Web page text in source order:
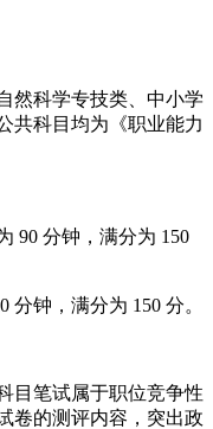
科学专技类、中小学
共科目均为《职业能力
分钟，满分为 150
钟，满分为 150 分。
笔试属于职位竞争性
卷的测评内容，突出政